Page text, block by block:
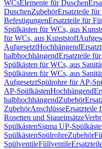
WCsElemente für Duschen
DuschenZubehörErsatzteile
BefestigungenErsatzteile für
Spülkästen für WCs, aus
für WCs, aus Kunststoff
AufgesetztHochhängend
halbhochhängendErsatzteile
Spülkästen für WCs, aus
Spülkästen für WCs, aus
AufgesetztSpülrohre für AP-
AP-SpülkästenHochhängend
halbhochhängendZubehör
ZubehörAnschlüsseErsatzteile
Rosetten und Staueinsätze
SpülkästenSigma UP-
SpülkästenSpülrohreZubehör
SpülventileFüllventile